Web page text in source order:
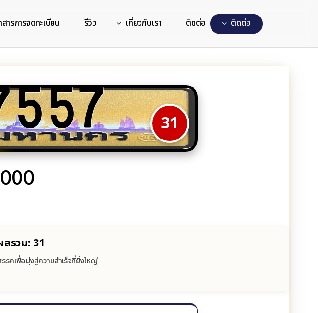
สารการจดทะเบียน รีวิว เกี่ยวกับเรา ติดต่อ ตดตอ
31
รวม: 31
คเพื่อมุ่งสู่ความสำเร็จที่ยิ่งใหญ่